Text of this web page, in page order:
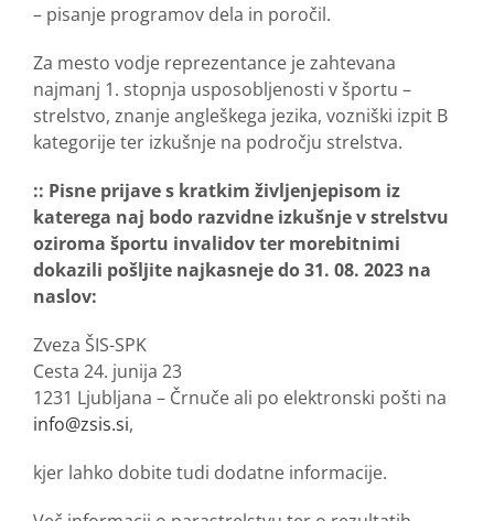
– pisanje programov dela in poročil.
Za mesto vodje reprezentance je zahtevana
najmanj 1. stopnja usposobljenosti v športu –
strelstvo, znanje angleškega jezika, vozniški izpit B
kategorije ter izkušnje na področju strelstva.
:: Pisne prijave s kratkim življenjepisom iz
katerega naj bodo razvidne izkušnje v strelstvu
oziroma športu invalidov ter morebitnimi
dokazili pošljite najkasneje do 31. 08. 2023 na
naslov:
Zveza ŠIS-SPK
Cesta 24. junija 23
1231 Ljubljana – Črnuče ali po elektronski pošti na
info@zsis.si,
kjer lahko dobite tudi dodatne informacije.